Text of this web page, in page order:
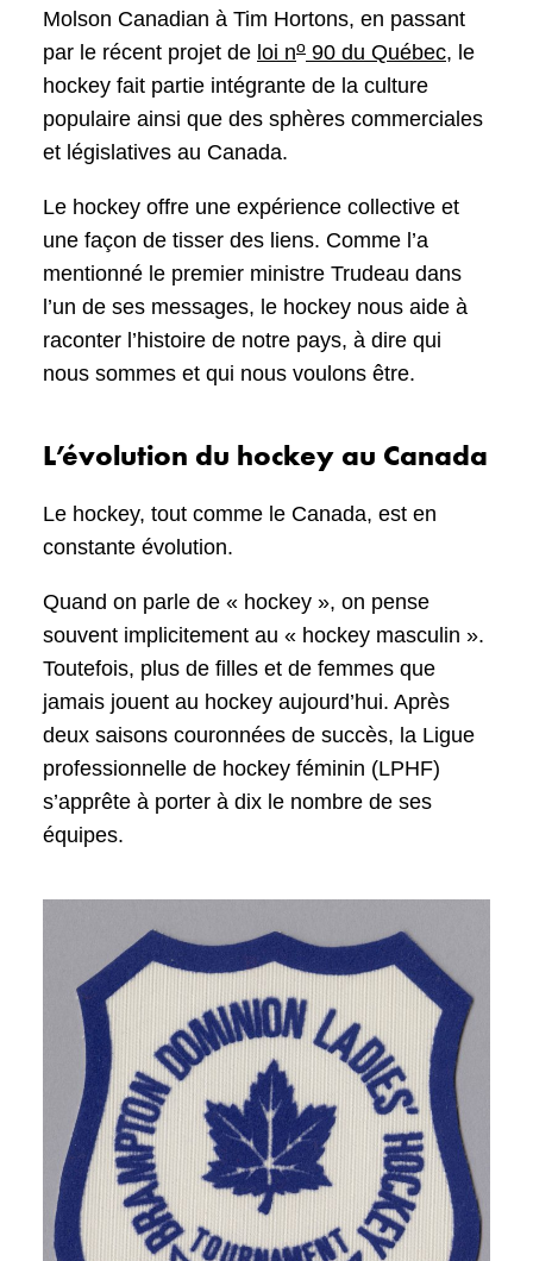
Molson Canadian à Tim Hortons, en passant
par le récent projet de loi no 90 du Québec, le
hockey fait partie intégrante de la culture
populaire ainsi que des sphères commerciales
et législatives au Canada.
Le hockey offre une expérience collective et
une façon de tisser des liens. Comme l’a
mentionné le premier ministre Trudeau dans
l’un de ses messages, le hockey nous aide à
raconter l’histoire de notre pays, à dire qui
nous sommes et qui nous voulons être.
L’évolution du hockey au Canada
Le hockey, tout comme le Canada, est en
constante évolution.
Quand on parle de « hockey », on pense
souvent implicitement au « hockey masculin ».
Toutefois, plus de filles et de femmes que
jamais jouent au hockey aujourd’hui. Après
deux saisons couronnées de succès, la Ligue
professionnelle de hockey féminin (LPHF)
s’apprête à porter à dix le nombre de ses
équipes.